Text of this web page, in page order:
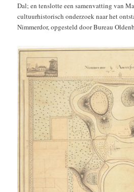
Dal; en tenslotte een samenvatting van
cultuurhistorisch onderzoek naar het
Nimmerdor, opgesteld door Bureau